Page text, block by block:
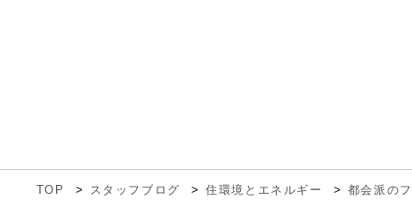
TOP スタッフブログ 住環境とエネルギー 都会派の